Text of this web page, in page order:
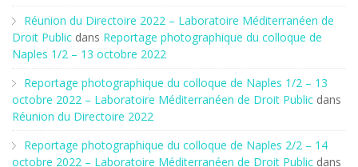
Réunion du Directoire 2022 – Laboratoire Méditerranéen de
Droit Public dans Reportage photographique du colloque de
Naples 1/2 – 13 octobre 2022
Reportage photographique du colloque de Naples 1/2 – 13
octobre 2022 – Laboratoire Méditerranéen de Droit Public dans
Réunion du Directoire 2022
Reportage photographique du colloque de Naples 2/2 – 14
octobre 2022 – Laboratoire Méditerranéen de Droit Public dans